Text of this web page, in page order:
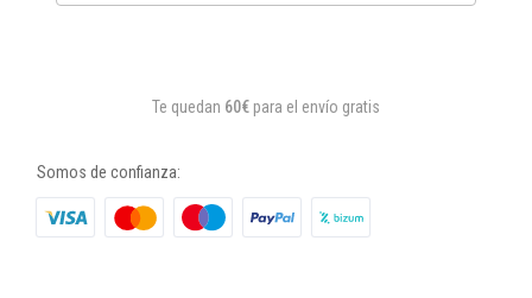
Te quedan 60€ para el envío gratis
Somos de confianza: